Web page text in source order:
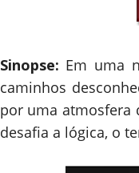
Sinopse: Em uma
caminhos
por uma atmosfera
desafia a lógica, o